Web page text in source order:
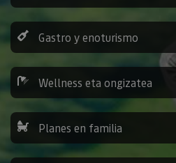
Gastro y enoturismo
Wellness eta ongizatea
Planes en familia